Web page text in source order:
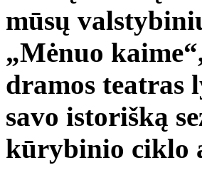
mūsų
„Mėnuo
dramos teatras
savo istorišką
kūrybinio ciklo